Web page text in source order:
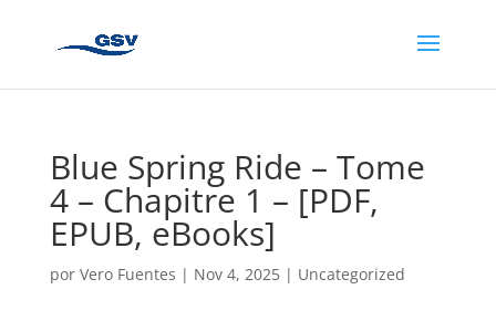
Blue Spring Ride – Tome
4 – Chapitre 1 – [PDF,
EPUB, eBooks]
por Vero Fuentes | Nov 4, 2025| Uncategorized